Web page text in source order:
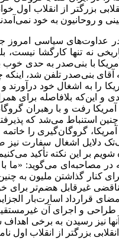
بزرگتر از انقلاب
و روحانیون به خود
عداوت‌های سیاسی امروز
نه تنها کارگشا
با بنی‌صدر به حدی
بنی‌صدر تلفن شد،
بعدی و این‌که بلافاصله
رفت و با رهبران
استنباط می‌شد که
تک‌تک دلایل اشغال سفارت
شویم بر این نکته تأکید
کنار گذاشتن ملیون به
غیرقابل هضم‌تر برای
قرارداد اسارت‌بار
طراحی و اجرای آن
نیز رسیدن به برخی
بزرگتر از انقلاب